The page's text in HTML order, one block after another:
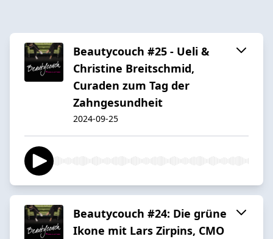
Beautycouch #25 - Ueli &
Christine Breitschmid,
Curaden zum Tag der
Zahngesundheit
2024-09-25
Beautycouch #24: Die grüne
Ikone mit Lars Zirpins, CMO